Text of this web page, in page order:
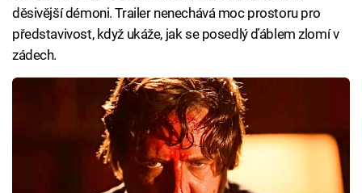
děsivější démoni. Trailer nenechává moc prostoru pro
představivost, když ukáže, jak se posedlý ďáblem zlomí v
zádech.